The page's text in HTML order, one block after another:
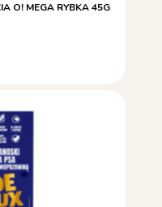
O! MEGA RYBKA 45G